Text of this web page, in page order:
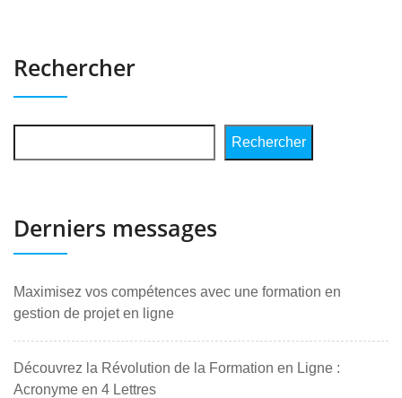
Rechercher
Rechercher
Derniers messages
Maximisez vos compétences avec une formation en
gestion de projet en ligne
Découvrez la Révolution de la Formation en Ligne :
Acronyme en 4 Lettres